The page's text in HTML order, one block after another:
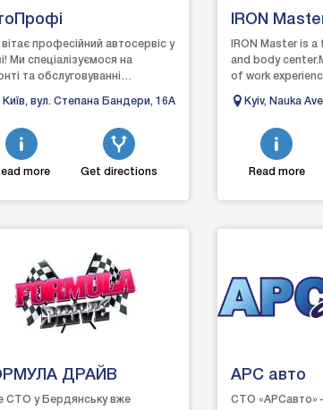
професійний автосервіс у
Ми спеціалізуємося на
та обслуговуванні
компанія ор...
Київ, вул. Степана Бандери, 16А
more Get directions
IRON
IRON Master is
and body
of work
...
Kyiv, Nauka
Read more
ДРАЙВ
СТО у Бердянську вже
АРС авто
СТО «АРСавто»